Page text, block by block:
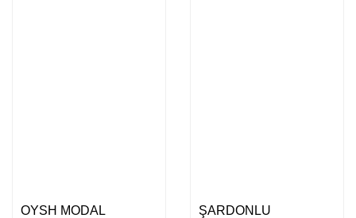
OYSH MODAL
ŞARDONLU